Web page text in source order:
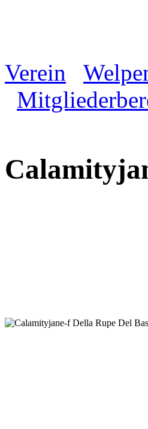
Verein